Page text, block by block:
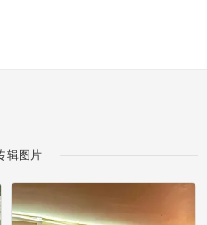
辑图片